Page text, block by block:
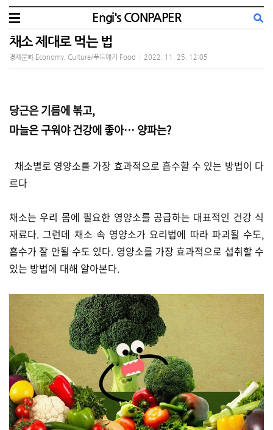
Engi's CONPAPER
채소 제대로 먹는 법
경제문화 Economy, Culture/푸드얘기 Food 2022. 11. 25. 12:05
당근은 기름에 볶고,
마늘은 구워야 건강에 좋아… 양파는?
채소별로 영양소를 가장 효과적으로 흡수할 수 있는 방법이 다
르다
채소는 우리 몸에 필요한 영양소를 공급하는 대표적인 건강 식
재료다. 그런데 채소 속 영양소가 요리법에 따라 파괴될 수도,
흡수가 잘 안될 수도 있다. 영양소를 가장 효과적으로 섭취할 수
있는 방법에 대해 알아본다.